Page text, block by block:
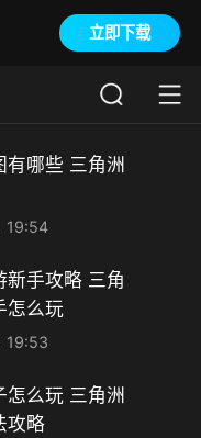
立即下载
有哪些 三角洲
19:54
新手攻略 三角
怎么玩
19:53
怎么玩 三角洲
攻略